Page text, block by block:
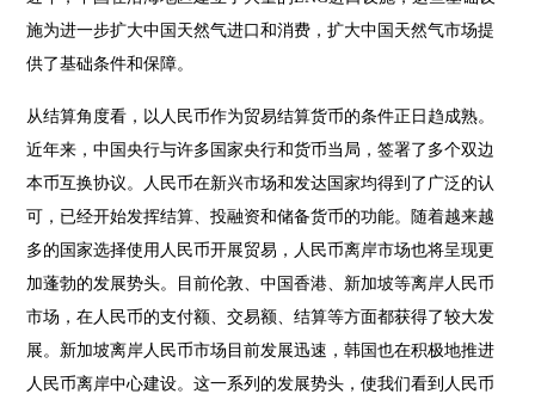
施为进一步扩大中国天然气进口和消费，扩大中国天然气市场提
供了基础条件和保障。
从结算角度看，以人民币作为贸易结算货币的条件正日趋成熟。
近年来，中国央行与许多国家央行和货币当局，签署了多个双边
本币互换协议。人民币在新兴市场和发达国家均得到了广泛的认
可，已经开始发挥结算、投融资和储备货币的功能。随着越来越
多的国家选择使用人民币开展贸易，人民币离岸市场也将呈现更
加蓬勃的发展势头。目前伦敦、中国香港、新加坡等离岸人民币
市场，在人民币的支付额、交易额、结算等方面都获得了较大发
展。新加坡离岸人民币市场目前发展迅速，韩国也在积极地推进
人民币离岸中心建设。这一系列的发展势头，使我们看到人民币